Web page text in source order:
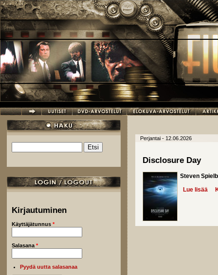
Hyppää pääsisältöön
Hakulomake
Kirjautuminen
Käyttäjätunnus *
Salasana *
Pyydä uutta salasanaa
Perjantai - 12.06.2026
Disclosure Day
Steven
Lue lisää